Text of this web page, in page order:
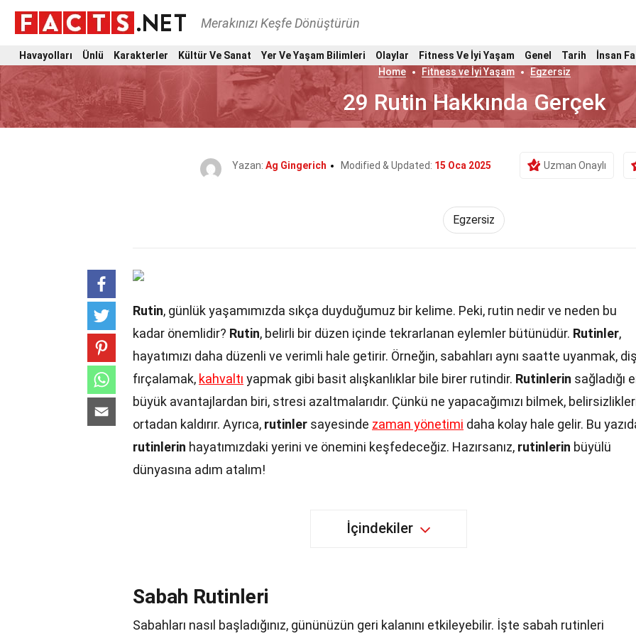
Merakınızı Keşfe Dönüştürün
Havayolları Ünlü Karakterler Kültür Ve Sanat Yer Ve Yaşam Bilimleri Olaylar Fitness Ve İyi Yaşam Genel Tarih İnsan
Home
Fitness ve İyi Yaşam Egzersiz
29 Rutin Hakkında Gerçek
Yazan: Ag Gingerich Modified & Updated: 15 Oca 2025 Uzman Onaylı
Egzersiz
Rutin, günlük yaşamımızda sıkça duyduğumuz bir kelime. Peki, rutin nedir ve neden bu
kadar önemlidir? Rutin, belirli bir düzen içinde tekrarlanan eylemler bütünüdür. Rutinler,
hayatımızı daha düzenli ve verimli hale getirir. Örneğin, sabahları aynı saatte uyanmak, diş
fırçalamak, kahvaltı yapmak gibi basit alışkanlıklar bile birer rutindir. Rutinlerin sağladığı
büyük avantajlardan biri, stresi azaltmalarıdır. Çünkü ne yapacağımızı bilmek,
ortadan kaldırır. Ayrıca, rutinler sayesinde zaman yönetimi daha kolay hale gelir. Bu
rutinlerin hayatımızdaki yerini ve önemini keşfedeceğiz. Hazırsanız, rutinlerin büyülü
dünyasına adım atalım!
İçindekiler
Sabah Rutinleri
Sabahları nasıl başladığınız, gününüzün geri kalanını etkileyebilir. İşte sabah rutinleri